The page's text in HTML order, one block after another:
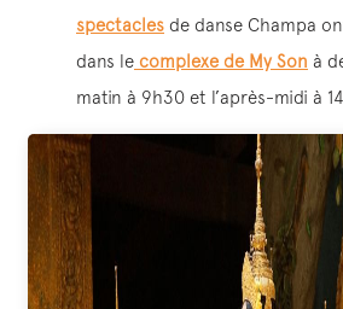
spectacles de danse Champa
dans le complexe de My Son à
matin à 9h30 et l’après-midi à